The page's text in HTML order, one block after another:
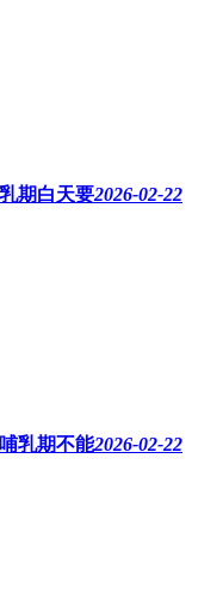
期白天要2026-02-22
乳期不能2026-02-22